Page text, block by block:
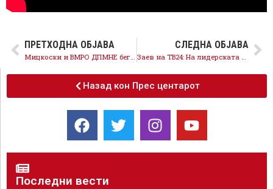
ПРЕТХОДНА ОБЈАВА
Мицкоски и ВМРО ДПМНЕ бегаат од избори, им пропаднаа сите срамни обиди државата да не успее
СЛЕДНА ОБЈАВА
Заев на ТВ24: На лидерската средба ќе побараме избори во најбрзиот можен рок, ако тоа го дозволи состојбата со коронавирусот
Назад кон Прес центарот
Последни вести